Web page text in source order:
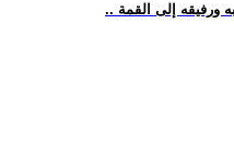
ورفيقه إلى القمة